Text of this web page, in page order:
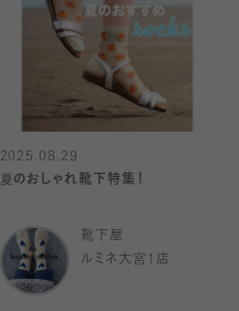
2025.08.29
夏のおしゃれ靴下特集！
靴下屋
ルミネ大宮1店